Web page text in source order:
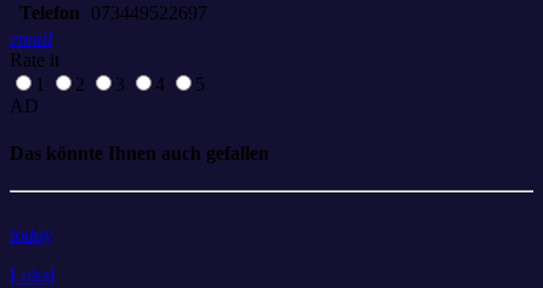
Telefon
073449522697
email
Rate it
1
2 3 4
5
AD
Das könnte Ihnen auch gefallen
today
Lokal